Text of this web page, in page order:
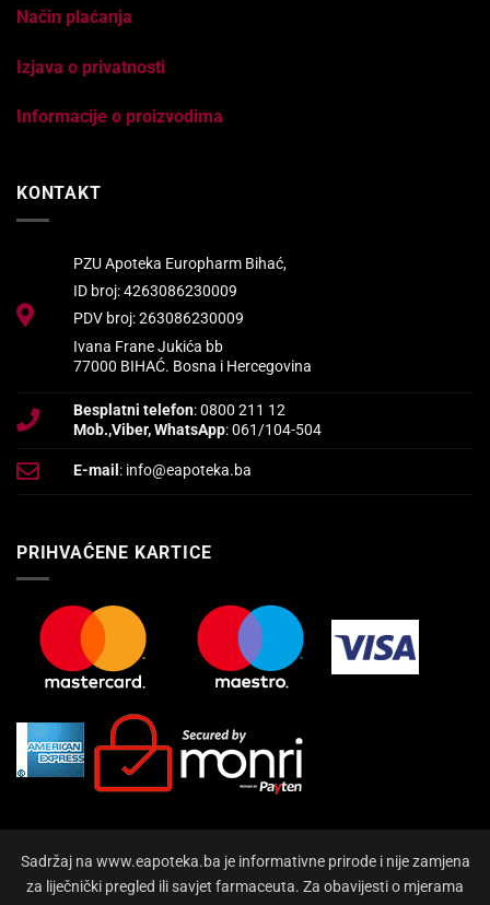
Način plaćanja
Izjava o privatnosti
Informacije o proizvodima
KONTAKT
PZU Apoteka Europharm Bihać,
ID broj: 4263086230009
PDV broj: 263086230009
Ivana Frane Jukića bb
77000 BIHAĆ. Bosna i Hercegovina
Besplatni telefon: 0800 211 12
Mob.,Viber, WhatsApp: 061/104-504
E-mail : info@eapoteka.ba
PRIHVAĆENE KARTICE
Sadržaj na www.eapoteka.ba je informativne prirode i nije zamjena
za liječnički pregled ili savjet farmaceuta. Za obavijesti o mjerama